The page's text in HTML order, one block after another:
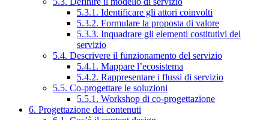
5.3.1. Identificare gli attori coinvolti
5.3.2. Formulare la proposta di valore
5.3.3. Inquadrare gli elementi costitutivi del
servizio
5.4. Descrivere il funzionamento del servizio
5.4.1. Mappare l’ecosistema
5.4.2. Rappresentare i flussi di servizio
5.5. Co-progettare le soluzioni
5.5.1. Workshop di co-progettazione
6. Progettazione dei contenuti